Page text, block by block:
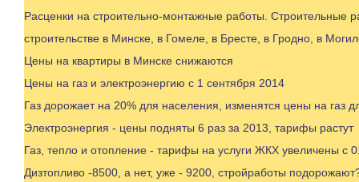
Расценки на строительно-монтажные работы. Строительные
строительстве в Минске, в Гомеле, в Бресте, в Гродно, в
Цены на квартиры в Минске снижаются
Цены на газ и электроэнергию с 1 сентября 2014
Газ дорожает на 20% для населения, изменятся цены на газ
Электроэнергия - цены подняты 6 раз за 2013, тарифы растут
Газ, тепло и отопление - тарифы на услуги ЖКХ увеличены с
Дизтопливо -8500, а нет, уже - 9200, стройработы